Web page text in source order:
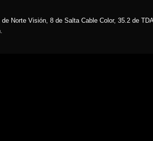
Norte Visión, 8 de Salta Cable Color, 35.2 de